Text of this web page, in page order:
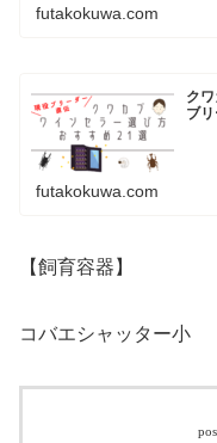
futakokuwa.com
ク
ブ
futakokuwa.com
【飼育容器】
コバエシャッター小